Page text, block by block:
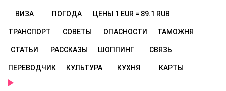
ВИЗА ПОГОДА ЦЕНЫ 1 EUR = 89.1 RUB
ТРАНСПОРТ СОВЕТЫ ОПАСНОСТИ ТАМОЖНЯ
СТАТЬИ РАССКАЗЫ ШОППИНГ СВЯЗЬ
ПЕРЕВОДЧИК КУЛЬТУРА КУХНЯ КАРТЫ
